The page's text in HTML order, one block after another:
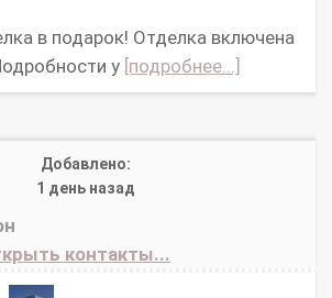
в подарок! Отделка включена
у [подробнее...]
Добавлено:
1 день назад
контакты...